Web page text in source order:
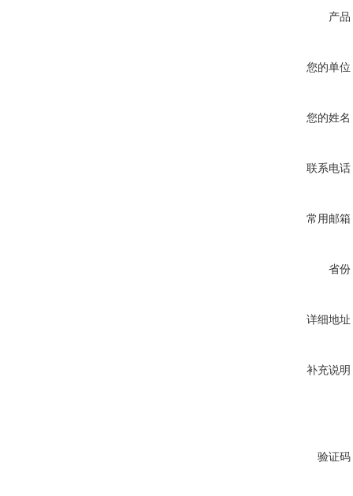
产品
您的单位
您的姓名
联系电话
常用邮箱
省份
详细地址
补充说明
验证码